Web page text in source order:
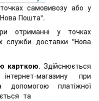
самовивозу або у
Пошта".
отриманні у точках
служби доставки "Нова
карткою. Здійснюється
магазину при
допомогою платіжної
та